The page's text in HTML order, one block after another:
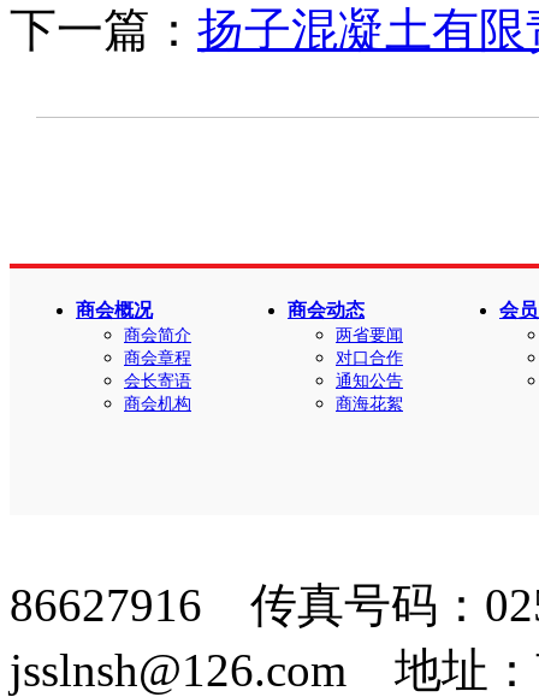
下一篇： 扬子混凝土有
商会概况
商会简介
商会章程
会长寄语
商会机构
商会动态
两省要闻
对口合作
通知公告
商海花絮
会
86627916 传真号码：
jsslnsh@126.com 地址